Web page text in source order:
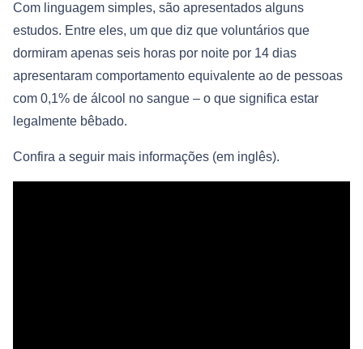
Com linguagem simples, são apresentados alguns
estudos. Entre eles, um que diz que voluntários que
dormiram apenas seis horas por noite por 14 dias
apresentaram comportamento equivalente ao de pessoas
com 0,1% de álcool no sangue – o que significa estar
legalmente bêbado.
Confira a seguir mais informações (em inglês).